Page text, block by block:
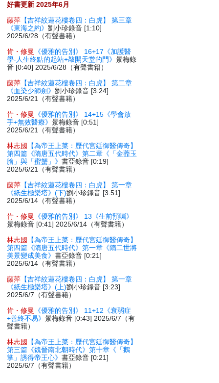
好書更新 2025年6月
藤萍 【吉祥紋蓮花樓卷四：白虎】 第三章
《東海之約》劉小珍錄音 [1:10]
2025/6/28（有聲書籍）
肯・修曼
《優雅的告別》 16+17《加護醫
學-人生終點的起站+敲開天堂的門》景梅錄
音 [0:40] 2025/6/28（有聲書籍）
藤萍 【吉祥紋蓮花樓卷四：白虎】 第二章
《血染少師劍》劉小珍錄音 [3:24]
2025/6/21（有聲書籍）
肯・修曼
《優雅的告別》 14+15《學會放
手+無效醫療》景梅錄音 [0:51]
2025/6/21（有聲書籍）
林志國
【為帝王上菜：歷代宮廷御醫傳奇】
第四篇《隋唐五代時代》第二章《「金虀玉
膾」與「蜜蟹」》書亞錄音 [0:19]
2025/6/21（有聲書籍）
藤萍 【吉祥紋蓮花樓卷四：白虎】 第一章
《紙生極樂塔》(下)劉小珍錄音 [3:51]
2025/6/14（有聲書籍）
肯・修曼
《優雅的告別》 13《生前預囑》
景梅錄音 [0:41] 2025/6/14（有聲書籍）
林志國
【為帝王上菜：歷代宮廷御醫傳奇】
第四篇《隋唐五代時代》第一章《隋二世將
美景變成美食》書亞錄音 [0:21]
2025/6/14（有聲書籍）
藤萍 【吉祥紋蓮花樓卷四：白虎】 第一章
《紙生極樂塔》(上)劉小珍錄音 [3:23]
2025/6/7（有聲書籍）
肯・修曼
《優雅的告別》 11+12《衰弱症
+善終不易》景梅錄音 [0:43] 2025/6/7（有
聲書籍）
林志國
【為帝王上菜：歷代宮廷御醫傳奇】
第三篇《魏晉南北朝時代》第十章《「鵝
掌」誘得帝王心》書亞錄音 [0:21]
2025/6/7（有聲書籍）